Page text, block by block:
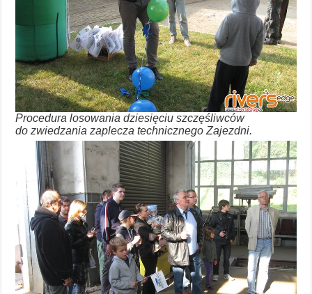
Procedura losowania dziesięciu szczęśliwców
do zwiedzania zaplecza technicznego Zajezdni.